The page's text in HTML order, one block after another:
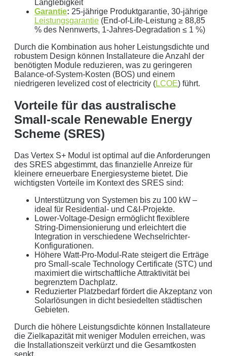
Werbeformaten.
REGIONAL. PERSÖNLICH. TYPISCH
NORDDEUTSCH.
Sie erhalten einen Anruf von uns innerhalb von48
Stunden.Getreu unser Markenpersönlichkeit
behandeln wir Ihr Anliegen von der ersten Minute an
mit den altbewährten
norddeutschen
kaufmännischen
Tugenden.
Aus der Region, für die Region
Kunden in Schleswig-Holstein.
Ihre Daten in guten Händen:
keine Weitergabe an Dritte
sichere Datenübertragung
Datenlöschung nach Art. 17 DSGVO
Keine Newsletter oder Spam
Langlebigkeit
Garantie: 25-jährige Produktgarantie, 30-jährige
Leistungsgarantie (End-of-Life-Leistung ≥ 88,85
% des Nennwerts, 1-Jahres-Degradation ≤ 1 %)
Durch die Kombination aus hoher Leistungsdichte und
robustem Design können Installateure die Anzahl der
benötigten Module reduzieren, was zu geringeren
Balance-of-System-Kosten (BOS) und einem
niedrigeren levelized cost of electricity (LCOE) führt.
Vorteile für das australische
Small-scale Renewable Energy
Scheme (SRES)
Das Vertex S+ Modul ist optimal auf die Anforderungen
des SRES abgestimmt, das finanzielle Anreize für
kleinere erneuerbare Energiesysteme bietet. Die
wichtigsten Vorteile im Kontext des SRES sind:
Unterstützung von Systemen bis zu 100 kW –
ideal für Residential- und C&I-Projekte.
Lower-Voltage-Design ermöglicht flexiblere
String-Dimensionierung und erleichtert die
Integration in verschiedene Wechselrichter-
Konfigurationen.
Höhere Watt-Pro-Modul-Rate steigert die Erträge
pro Small-scale Technology Certificate (STC) und
maximiert die wirtschaftliche Attraktivität bei
begrenztem Dachplatz.
Reduzierter Platzbedarf fördert die Akzeptanz von
Solarlösungen in dicht besiedelten städtischen
Gebieten.
Durch die höhere Leistungsdichte können Installateure
die Zielkapazität mit weniger Modulen erreichen, was
die Installationszeit verkürzt und die Gesamtkosten
senkt.